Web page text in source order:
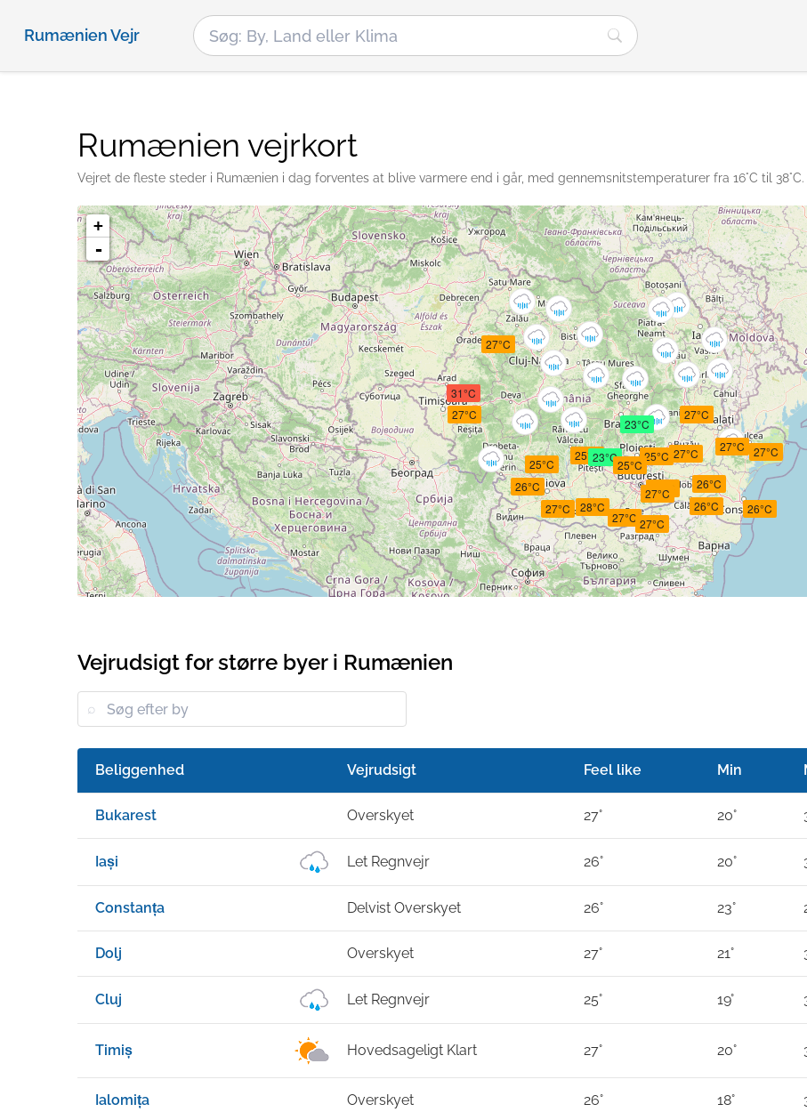
Rumænien Vejr
Rumænien vejrkort
Vejret de fleste steder i Rumænien i dag forventes at blive varmere end i går, med gennemsnitstemperaturer fra 16°C til 38°C.
27°C
26°C
27°C
27°C
26°C
27°C
26°C
25°C
27°C
31°C
27°C
27°C
26°C
23°C
27°C
26°C
28°C
27°C
25°C
23°C
27°C
25°C
25°C
+
-
Vejrudsigt for større byer i Rumænien
Beliggenhed Vejrudsigt Feel like Min
Bukarest Overskyet 27° 20°
Iași Let Regnvejr 26° 20°
Constanța Delvist Overskyet 26° 23°
Dolj Overskyet 27° 21°
Cluj Let Regnvejr 25° 19°
Timiș Hovedsageligt Klart 27° 20°
Ialomița Overskyet 26° 18°